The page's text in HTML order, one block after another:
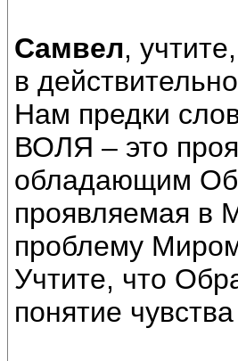
Самвел,
в
Нам предки
ВОЛЯ – это
обладающим
проявляемая в
проблему
Учтите, что
понятие